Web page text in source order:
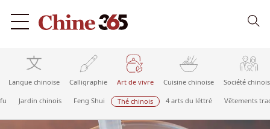
Langue chinoise Calligraphie Art de vivre Cuisine chinoise Société
Jardin chinois Feng Shui Thé chinois 4 arts du léttré Vêtements